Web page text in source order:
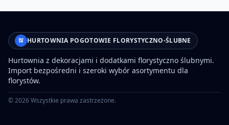
HURTOWNIA POGOTOWIE FLORYSTYCZNO-ŚLUBNE
Hurtownia z dekoracjami i dodatkami florystyczno ślubnymi.
Import bezpośredni i szeroki wybór asortymentu dla
florystów.
©2026Wszystkie prawa zastrzeżone.